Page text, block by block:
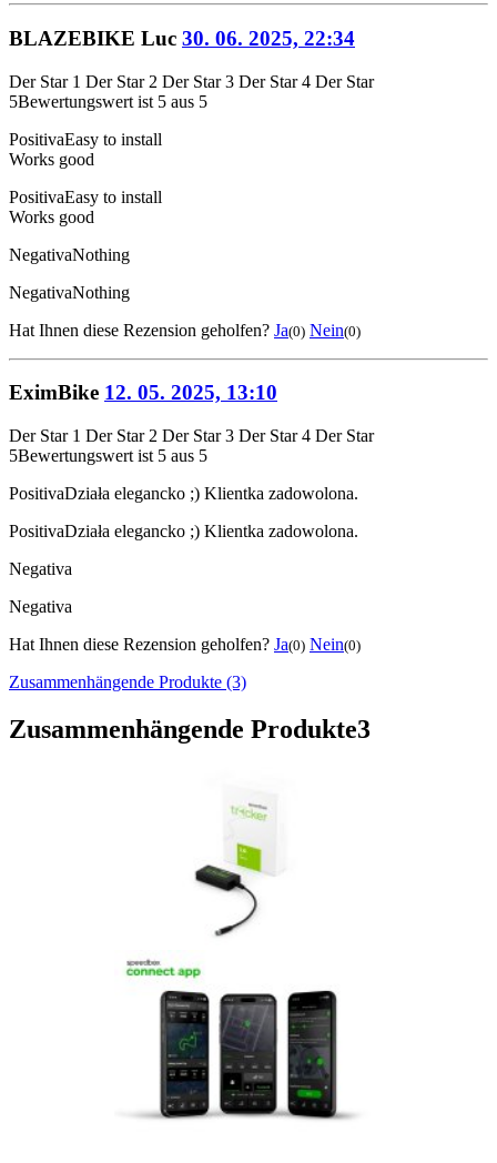
BLAZEBIKE Luc 30. 06. 2025, 22:34
Der Star 1 Der Star 2 Der Star 3 Der Star 4 Der Star
5Bewertungswert ist 5 aus 5
PositivaEasy to install
Works good
PositivaEasy to install
Works good
NegativaNothing
NegativaNothing
Hat Ihnen diese Rezension geholfen? Ja(0) Nein(0)
EximBike 12. 05. 2025, 13:10
Der Star 1 Der Star 2 Der Star 3 Der Star 4 Der Star
5Bewertungswert ist 5 aus 5
PositivaDziała elegancko ;) Klientka zadowolona.
PositivaDziała elegancko ;) Klientka zadowolona.
Negativa
Negativa
Hat Ihnen diese Rezension geholfen? Ja(0) Nein(0)
Zusammenhängende Produkte (3)
Zusammenhängende Produkte3